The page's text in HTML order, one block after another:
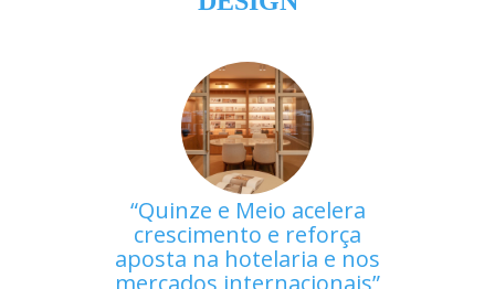
Quinze e Meio acelera
crescimento e reforça
aposta na hotelaria e nos
mercados internacionais